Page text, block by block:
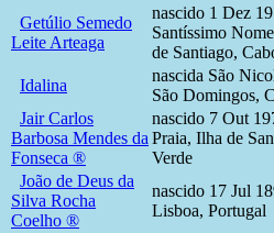
Getúlio Semedo
Leite Arteaga
nascido 1 Dez
Santíssimo
de Santiago,
Idalina
nascida São
São Domingos,
Jair Carlos
Barbosa Mendes da
Fonseca ®
nascido 7 Out
Praia, Ilha de
Verde
João de Deus da
Silva Rocha
Coelho ®
nascido 17 Jul
Lisboa, Portugal